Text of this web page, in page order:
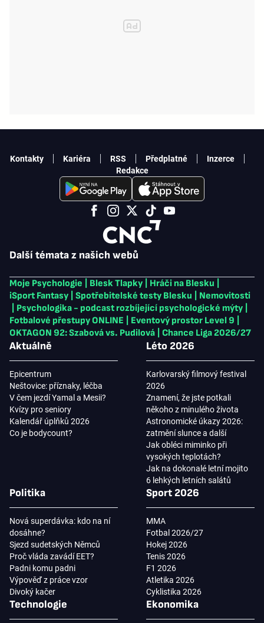
Další témata z našich webů
Moje Psychologie Blesk Tlapky Hráči na Blesku
iSport Fantasy
Spotřebitelské testy Blesku
Nemovitosti
Psychologika - podcast rozbíjející psychologické mýty
Fotbalové přestupy ONLINE
Eventový prostor Level 9
OKTAGON 92: Szabová vs. Pudilová
Chance Liga 2026/27
Aktuálně
Epicentrum
Neštovice: příznaky, léčba
V čem jezdí Yamal a Mesii?
Kvízy pro seniory
Kalendář úplňků 2026
Co je bodycount?
Léto 2026
Karlovarský filmový festival
2026
Znamení, že jste potkali
někoho z minulého života
Astronomické úkazy 2026:
zatmění slunce a další
Jak obléci miminko při
vysokých teplotách?
Jak na dokonalé letní mojito
6 lehkých letních salátů
Politika
Nová superdávka: kdo na ní
dosáhne?
Sjezd sudetských Němců
Proč vláda zavádí EET?
Padni komu padni
Výpověď z práce vzor
Divoký kačer
Sport 2026
MMA
Fotbal 2026/27
Hokej 2026
Tenis 2026
F1 2026
Atletika 2026
Cyklistika 2026
Technologie Ekonomika
Kontakty Kariéra RSS Předplatné
Inzerce
Redakce